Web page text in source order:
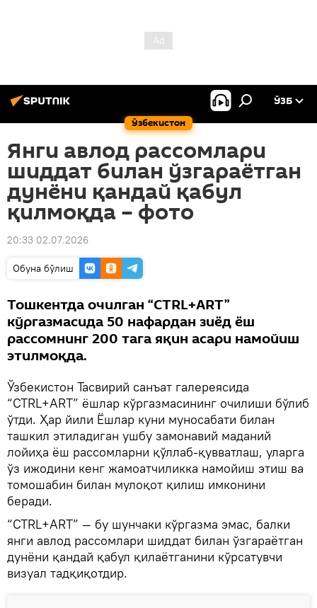
Ўзбекистон
ЎЗБ
Янги авлод рассомлари
шиддат билан ўзгараётган
дунёни қандай қабул
қилмоқда – фото
20:33 02.07.2026
Oбуна бўлиш
Тошкентда очилган “CTRL+ART”
кўргазмасида 50 нафардан зиёд ёш
рассомнинг 200 тага яқин асари намойиш
этилмоқда.
Ўзбекистон Тасвирий санъат галереясида
“CTRL+ART” ёшлар кўргазмасининг очилиши бўлиб
ўтди. Ҳар йили Ёшлар куни муносабати билан
ташкил этиладиган ушбу замонавий маданий
лойиҳа ёш рассомларни қўллаб-қувватлаш, уларга
ўз ижодини кенг жамоатчиликка намойиш этиш ва
томошабин билан мулоқот қилиш имконини
беради.
“CTRL+ART” — бу шунчаки кўргазма эмас, балки
янги авлод рассомлари шиддат билан ўзгараётган
дунёни қандай қабул қилаётганини кўрсатувчи
визуал тадқиқотдир.